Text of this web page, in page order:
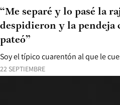
22 SEPTIEMBRE
Soy el típico cuarentón al que le
“Me separé y lo pasé la
despidieron y la pendeja
pateó”